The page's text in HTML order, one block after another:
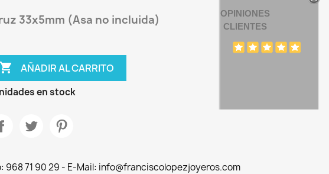
33x5mm (Asa no incluida)
 AÑADIR AL CARRITO
en stock
968 71 90 29 - E-Mail: info@franciscolopezjoyeros.com
OPINIONES
CLIENTES